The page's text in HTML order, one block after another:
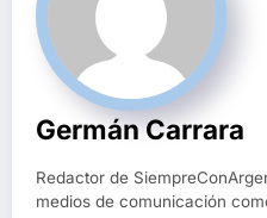
Germán Carrara
Redactor de
medios de comunicación